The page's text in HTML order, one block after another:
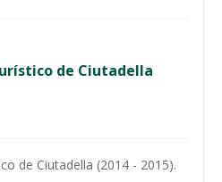
de Ciutadella
de Ciutadella (2014 - 2015).